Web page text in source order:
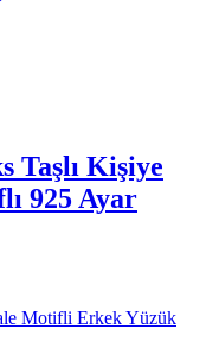
Taşlı Kişiye
925 Ayar